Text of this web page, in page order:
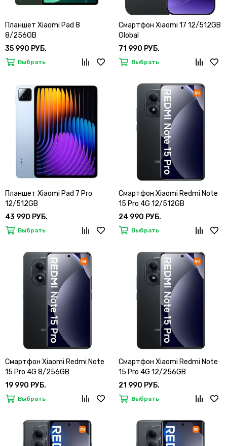
Планшет Xiaomi Pad 8
8/256GB
35 990 РУБ.
Выбрать
Смартфон Xiaomi 17 12/512GB
Global
71 990 РУБ.
Выбрать
Планшет Xiaomi Pad 7 Pro
12/512GB
43 990 РУБ.
Выбрать
Смартфон Xiaomi Redmi Note
15 Pro 4G 12/512GB
24 990 РУБ.
Выбрать
Смартфон Xiaomi Redmi Note
15 Pro 4G 8/256GB
19 990 РУБ.
Выбрать
Смартфон Xiaomi Redmi Note
15 Pro 4G 12/256GB
21 990 РУБ.
Выбрать